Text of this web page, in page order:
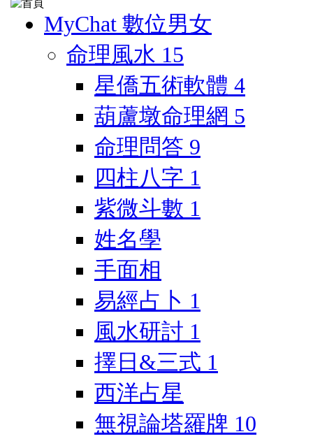
MyChat 數位男女
命理風水 15
星僑五術軟體 4
葫蘆墩命理網 5
命理問答 9
四柱八字 1
紫微斗數 1
姓名學
手面相
易經占卜 1
風水研討 1
擇日&三式 1
西洋占星
無視論塔羅牌 10